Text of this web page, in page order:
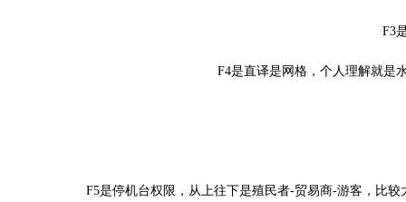
F3
F4是直译是网格，个人理解就是
F5是停机台权限，从上往下是殖民者-贸易商-游客，比